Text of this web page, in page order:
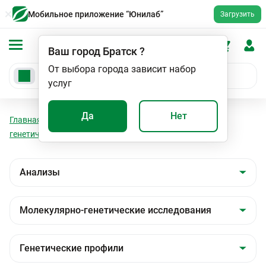
Мобильное приложение “Юнилаб” Загрузить
Ваш город Братск?
От выбора города зависит набор
услуг
Да Нет
Главная Анализы
Молекулярно-
генетические исследования
Генетические профили